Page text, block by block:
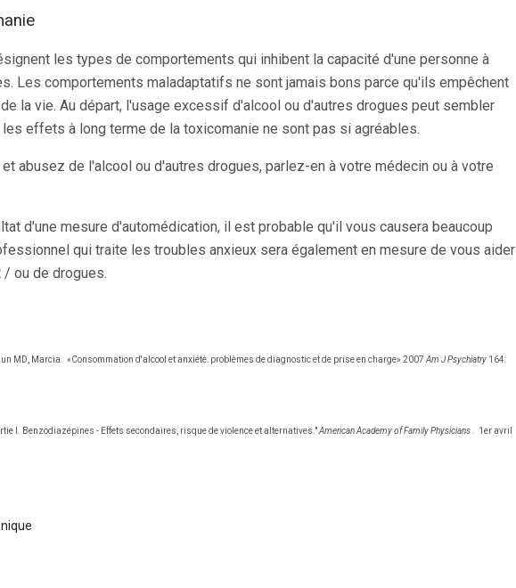
les types de comportements qui inhibent la capacité d'une personne à
Les comportements maladaptatifs ne sont jamais bons parce qu'ils empêchent
la vie. Au départ, l'usage excessif d'alcool ou d'autres drogues peut sembler
effets à long terme de la toxicomanie ne sont pas si agréables.
abusez de l'alcool ou d'autres drogues, parlez-en à votre médecin ou à votre
d'une mesure d'automédication, il est probable qu'il vous causera beaucoup
qui traite les troubles anxieux sera également en mesure de vous aider
ou de drogues.
MD, Marcia. «Consommation d'alcool et anxiété: problèmes de diagnostic et de prise en charge» 2007 Am J Psychiatry 164:
I. Benzodiazépines - Effets secondaires, risque de violence et alternatives."American Academy of Family Physicians 1er avril